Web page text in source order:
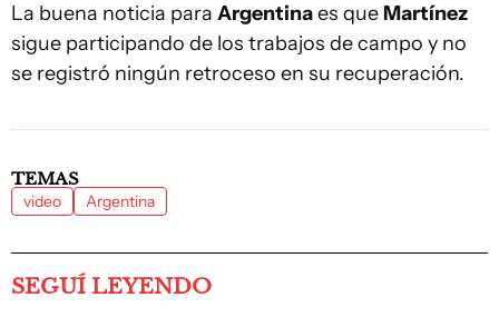
La buena noticia para Argentinaes que Martínez
sigue participando de los trabajos de campo y no
se registró ningún retroceso en su recuperación.
TEMAS
video Argentina
SEGUÍ LEYENDO